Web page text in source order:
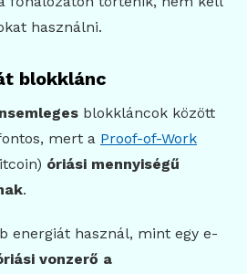
használni.
blokklánc
blokkláncok között
mert a Proof-of-Work
óriási mennyiségű
.
energiát használ, mint egy e-
vonzerő a